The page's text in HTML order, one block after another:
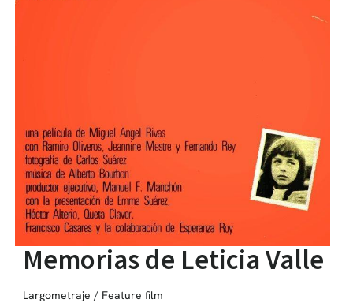
Memorias de Leticia Valle
Largometraje / Feature film